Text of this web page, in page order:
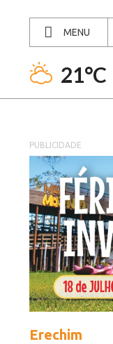
MENU
21°C
PUBLICIDADE
Erechim